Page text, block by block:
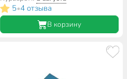
5•4 отзыва
В корзину